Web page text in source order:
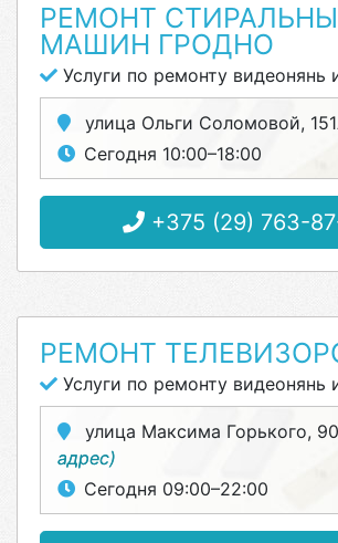
РЕМОНТ
МАШИН ГРОДНО
Услуги по ремонту видеонянь
улица Ольги Соломовой,
Сегодня 10:00–18:00
+375 (29) 763-
РЕМОНТ
Услуги по ремонту видеонянь
улица Максима Горького, 90
адрес)
Сегодня 09:00–22:00